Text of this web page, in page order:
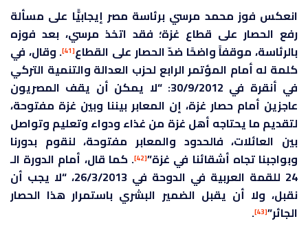
انعكس فوز محمد مرسي برئاسة مصر إيجابيًّا على مسألة
رفع الحصار على قطاع غزة؛ فقد اتخذ مرسي، بعد فوزه
بالرئاسة، موقفاً واضحًا ضدّ الحصار على القطاع[41]
. وقال، في
كلمة له أمام المؤتمر الرابع لحزب العدالة والتنمية التركي
في أنقرة في 30/9/2012: “لا يمكن أن يقف المصريون
عاجزين أمام حصار غزة، إن المعابر بيننا وبين غزة مفتوحة،
لتقديم ما يحتاجه أهل غزة من غذاء ودواء وتعليم وتواصل
بين العائلات، فالحدود والمعابر مفتوحة، لنقوم بدورنا
وبواجبنا تجاه أشقائنا في غزة”[42]
. كما قال، أمام الدورة الـ
24 للقمة العربية في الدوحة في 26/3/2013، “لا يجب أن
نقبل، ولا أن يقبل الضمير البشري باستمرار هذا الحصار
الجائر”[43]
.